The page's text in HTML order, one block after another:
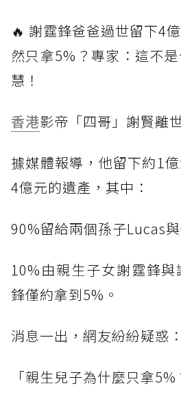
🔥 謝霆鋒爸爸過世留下4
然只拿5%？專家：這不
慧！
香港影帝「四哥」謝賢離
據媒體報導，他留下約1
4億元的遺產，其中：
90%留給兩個孫子Lucas
10%由親生子女謝霆鋒
鋒僅約拿到5%。
消息一出，網友紛紛疑惑：
「親生兒子為什麼只拿5%